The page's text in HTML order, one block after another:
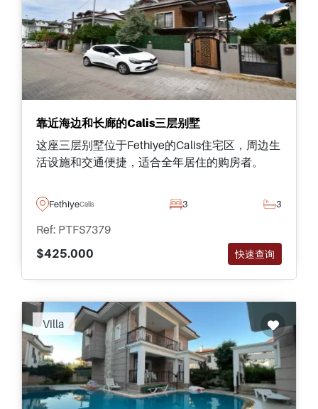
靠近海边和长廊的Calis三层别墅
这座三层别墅位于Fethiye的Calis住宅区，周边生
活设施和交通便捷，适合全年居住的购房者。
FethiyeCalis 3 3
Ref: PTFS7379
$425.000
快速查询
Villa